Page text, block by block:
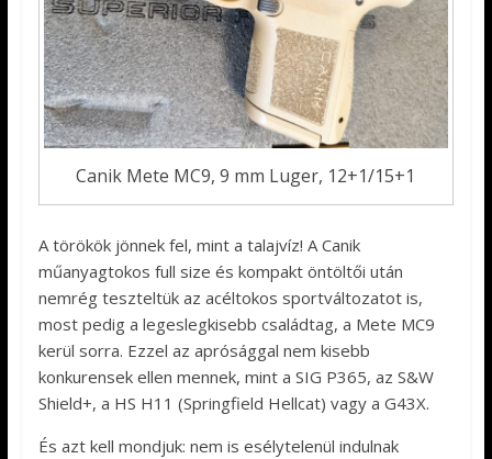
Canik Mete MC9, 9 mm Luger, 12+1/15+1
A törökök jönnek fel, mint a talajvíz! A Canik
műanyagtokos full size és kompakt öntöltői után
nemrég teszteltük az acéltokos sportváltozatot is,
most pedig a legeslegkisebb családtag, a Mete MC9
kerül sorra. Ezzel az aprósággal nem kisebb
konkurensek ellen mennek, mint a SIG P365, az S&W
Shield+, a HS H11 (Springfield Hellcat) vagy a G43X.
És azt kell mondjuk: nem is esélytelenül indulnak